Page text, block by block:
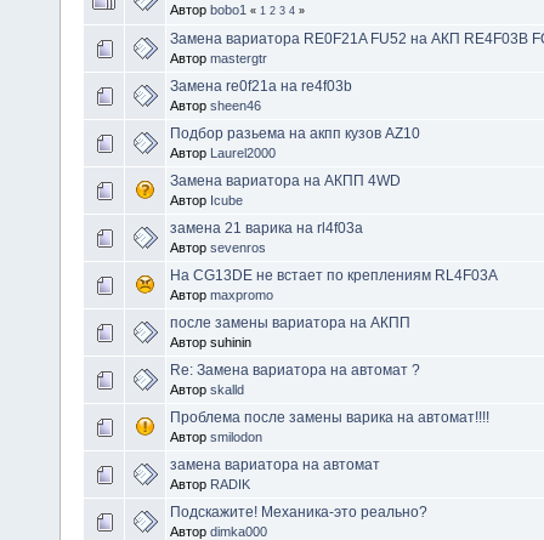
Автор bobo1 « 1 2 3 4 »
Замена вариатора RE0F21A FU52 на АКП RE4F03B
Автор mastergtr
Замена re0f21a на re4f03b
Автор sheen46
Подбор разьема на акпп кузов AZ10
Автор Laurel2000
Замена вариатора на АКПП 4WD
Автор Icube
замена 21 варика на rl4f03a
Автор sevenros
На CG13DE не встает по креплениям RL4F03A
Автор maxpromo
после замены вариатора на АКПП
Автор suhinin
Re: Замена вариатора на автомат ?
Автор skalld
Проблема после замены варика на автомат!!!!
Автор smilodon
замена вариатора на автомат
Автор RADIK
Подскажите! Механика-это реально?
Автор dimka000